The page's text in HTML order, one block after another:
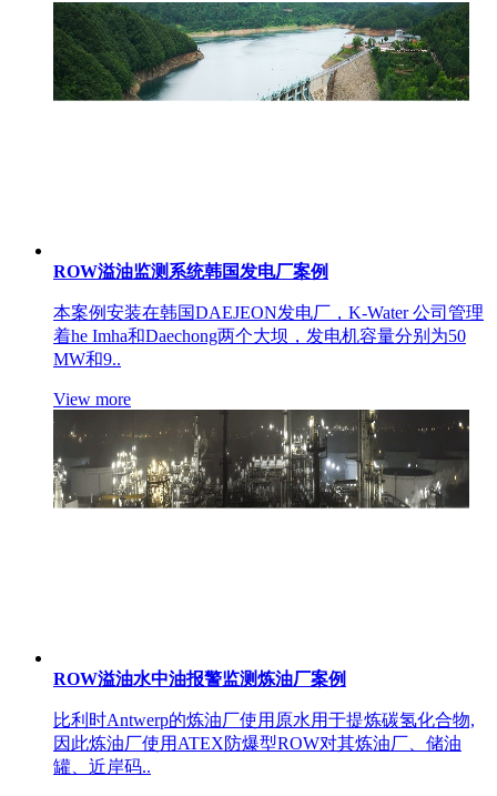
ROW溢油监测系统韩国发电厂案例
本案例安装在韩国DAEJEON发电厂，K-Water 公司管理
着he Imha和Daechong两个大坝，发电机容量分别为50
MW和9..
View more
ROW溢油水中油报警监测炼油厂案例
比利时Antwerp的炼油厂使用原水用于提炼碳氢化合物,
因此炼油厂使用ATEX防爆型ROW对其炼油厂、储油
罐、近岸码..